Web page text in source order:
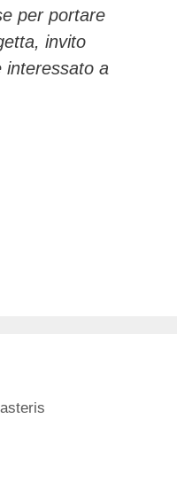
per portare
invito
interessato a